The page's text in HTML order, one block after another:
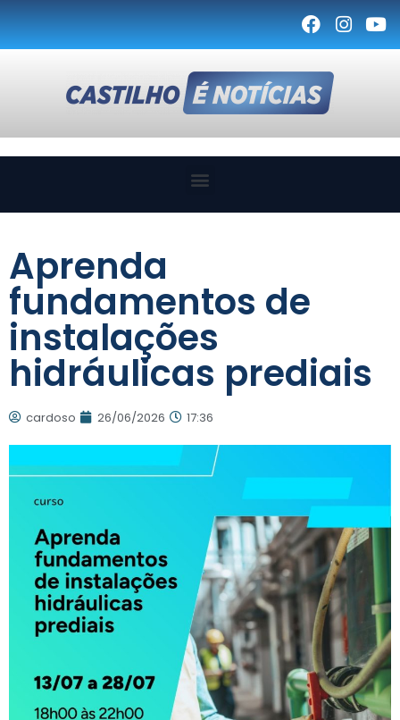
Aprenda
fundamentos de
instalações
hidráulicas prediais
cardoso 26/06/2026 17:36